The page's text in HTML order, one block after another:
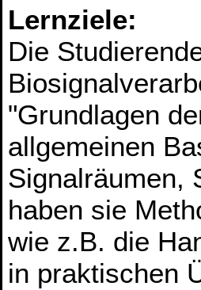
Lernziele:
Die
"Grundlagen
allgemeinen
Signalräumen,
haben sie
wie z.B. die
in praktischen